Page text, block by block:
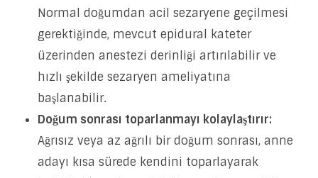
Normal doğumdan acil sezaryene geçilmesi
gerektiğinde, mevcut epidural kateter
üzerinden anestezi derinliği artırılabilir ve
hızlı şekilde sezaryen ameliyatına
başlanabilir.
Doğum sonrası toparlanmayı kolaylaştırır:
Ağrısız veya az ağrılı bir doğum sonrası, anne
adayı kısa sürede kendini toparlayarak